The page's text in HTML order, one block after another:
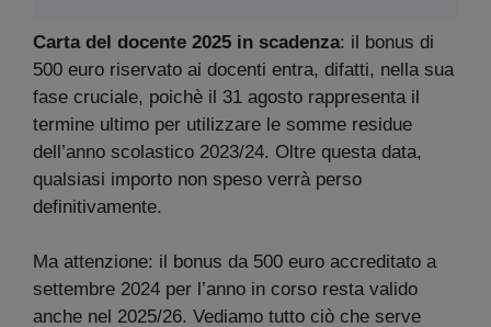
Carta del docente 2025 in scadenza: il bonus di
500 euro riservato ai docenti entra, difatti, nella sua
fase cruciale, poichè il 31 agosto rappresenta il
termine ultimo per utilizzare le somme residue
dell’anno scolastico 2023/24. Oltre questa data,
qualsiasi importo non speso verrà perso
definitivamente.
Ma attenzione: il bonus da 500 euro accreditato a
settembre 2024 per l’anno in corso resta valido
anche nel 2025/26. Vediamo tutto ciò che serve